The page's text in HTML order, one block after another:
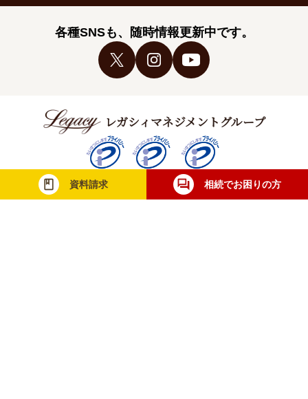
資料請求 相続でお困りの方
各種SNSも、随時情報更新中です。
レガシィマネジメントグループ
税理士法人レガシィ 行政書士法人レガシィ